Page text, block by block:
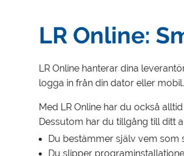
LR Online:
LR Online hanterar dina
logga in från din dator eller mobil.
Med LR Online har du också
Dessutom har du tillgång till ditt
Du bestämmer själv vem som
Du slipper